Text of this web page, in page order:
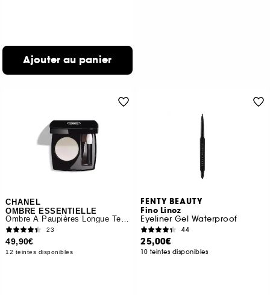
Ajouter au panier
CHANEL
OMBRE ESSENTIELLE
Ombre À Paupières Longue Tenue Multi-usage
23
49,90€
12 teintes disponibles
FENTY BEAUTY
Fine Linez
Eyeliner Gel Waterproof
44
25,00€
10 teintes disponibles